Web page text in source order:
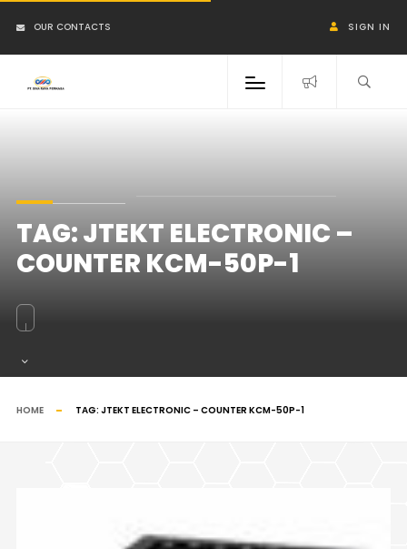
OUR CONTACTS SIGN IN
TAG:JTEKT ELECTRONIC –
COUNTER KCM-50P-1
HOME TAG: JTEKT ELECTRONIC – COUNTER KCM-50P-1